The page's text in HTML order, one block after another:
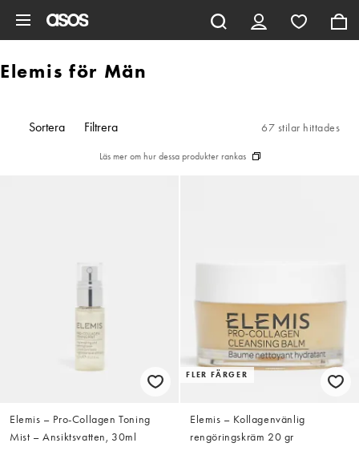
Elemis för Män
Sortera Filtrera 67 stilar hittades
Läs mer om hur dessa produkter rankas
Elemis – Pro-Collagen Toning
Mist – Ansiktsvatten, 30ml
FLER FÄRGER
Elemis – Kollagenvänlig
rengöringskräm 20 gr